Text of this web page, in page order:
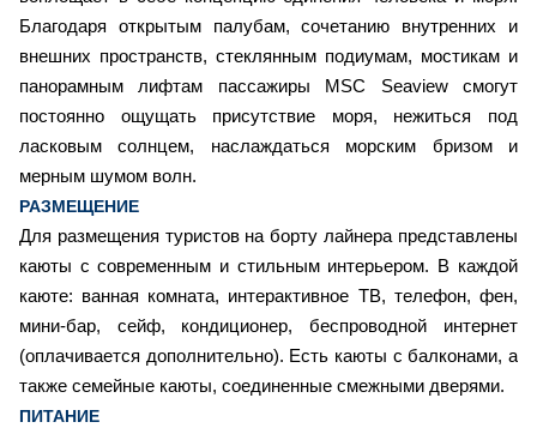
Благодаря открытым палубам, сочетанию внутренних и
внешних пространств, стеклянным подиумам, мостикам и
панорамным лифтам пассажиры MSC Seaview смогут
постоянно ощущать присутствие моря, нежиться под
ласковым солнцем, наслаждаться морским бризом и
мерным шумом волн.
РАЗМЕЩЕНИЕ
Для размещения туристов на борту лайнера представлены
каюты с современным и стильным интерьером. В каждой
каюте: ванная комната, интерактивное ТВ, телефон, фен,
мини-бар, сейф, кондиционер, беспроводной интернет
(оплачивается дополнительно). Есть каюты с балконами, а
также семейные каюты, соединенные смежными дверями.
ПИТАНИЕ